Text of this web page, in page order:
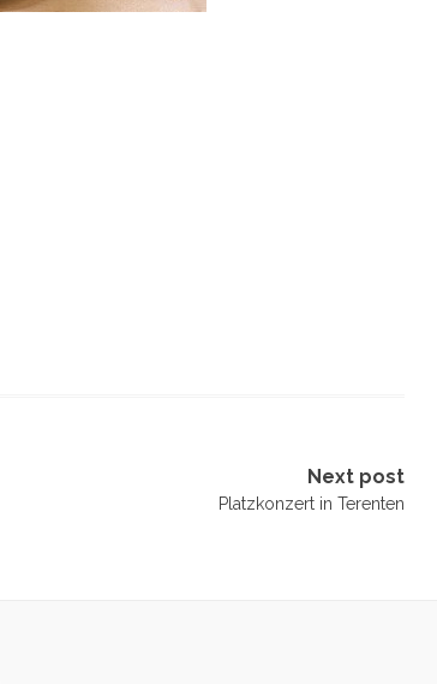
Next post
Platzkonzert in Terenten